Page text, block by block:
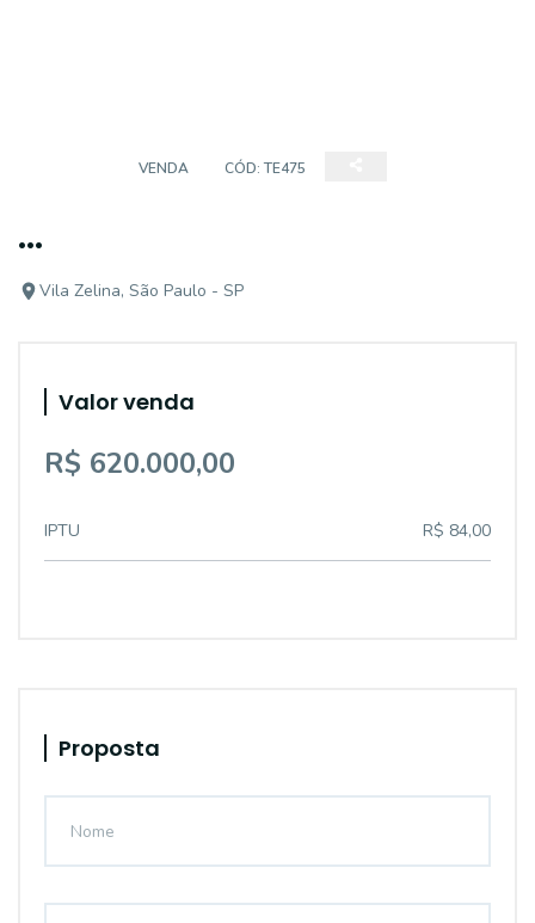
VENDA CÓD:TE475
...
Vila Zelina, São Paulo - SP
Valor venda
R$ 620.000,00
IPTU R$ 84,00
Proposta